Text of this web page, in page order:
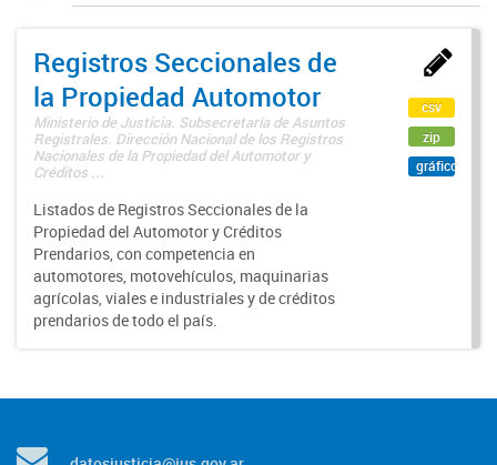
Registros Seccionales de
la Propiedad Automotor
Ministerio de Justicia. Subsecretaría de Asuntos
Registrales. Dirección Nacional de los Registros
Nacionales de la Propiedad del Automotor y
Créditos ...
Listados de Registros Seccionales de la
Propiedad del Automotor y Créditos
Prendarios, con competencia en
automotores, motovehículos, maquinarias
agrícolas, viales e industriales y de créditos
prendarios de todo el país.
csv
zip
gráfico